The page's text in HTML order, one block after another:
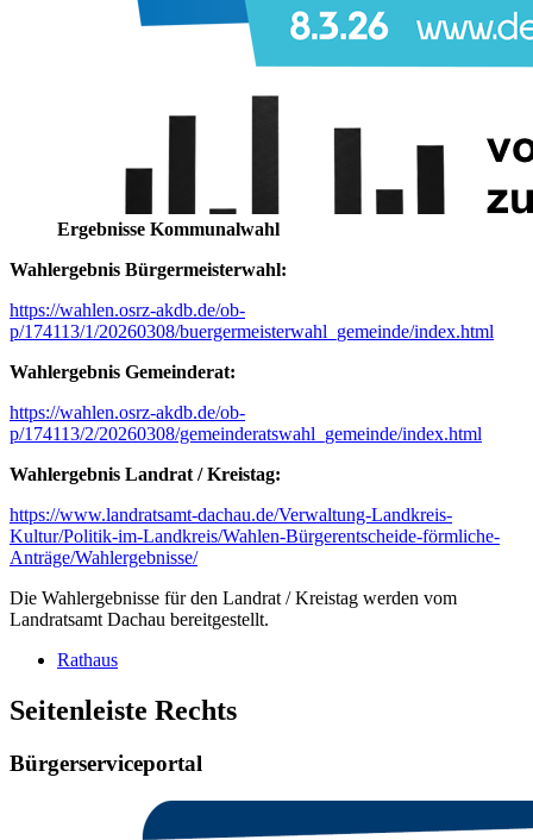
Ergebnisse Kommunalwahl
Wahlergebnis Bürgermeisterwahl:
https://wahlen.osrz-akdb.de/ob-
p/174113/1/20260308/buergermeisterwahl_gemeinde/index.html
Wahlergebnis Gemeinderat:
https://wahlen.osrz-akdb.de/ob-
p/174113/2/20260308/gemeinderatswahl_gemeinde/index.html
Wahlergebnis Landrat / Kreistag:
https://www.landratsamt-dachau.de/Verwaltung-Landkreis-
Kultur/Politik-im-Landkreis/Wahlen-Bürgerentscheide-förmliche-
Anträge/Wahlergebnisse/
Die Wahlergebnisse für den Landrat / Kreistag werden vom
Landratsamt Dachau bereitgestellt.
Rathaus
Seitenleiste Rechts
Bürgerserviceportal